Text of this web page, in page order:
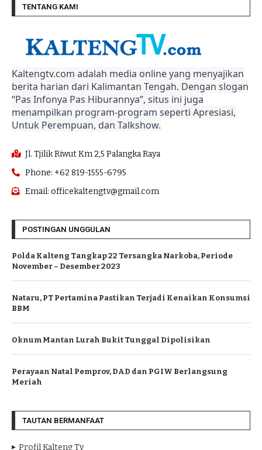
TENTANG KAMI
Kaltengtv.com adalah media online yang menyajikan
berita harian dari Kalimantan Tengah. Dengan slogan
“Pas Infonya Pas Hiburannya”, situs ini juga
menampilkan program-program seperti Apresiasi,
Untuk Perempuan, dan Talkshow.
Jl. Tjilik Riwut Km 2,5 Palangka Raya
Phone: +62 819-1555-6795
Email: officekaltengtv@gmail.com
POSTINGAN UNGGULAN
Polda Kalteng Tangkap 22 Tersangka Narkoba, Periode
November – Desember 2023
Nataru, PT Pertamina Pastikan Terjadi Kenaikan Konsumsi
BBM
Oknum Mantan Lurah Bukit Tunggal Dipolisikan
Perayaan Natal Pemprov, DAD dan PGIW Berlangsung
Meriah
TAUTAN BERMANFAAT
Profil Kalteng Tv